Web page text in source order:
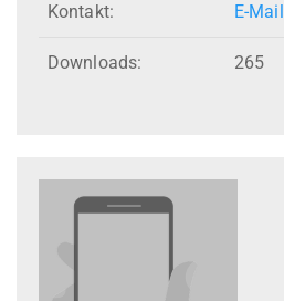
Kontakt: E-Mail
Downloads: 265